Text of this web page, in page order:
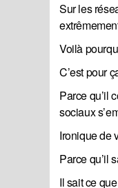
Sur les
Voilà
C’est pour
Parce qu’il
sociaux
Ironique de
Parce qu’il
Il sait ce